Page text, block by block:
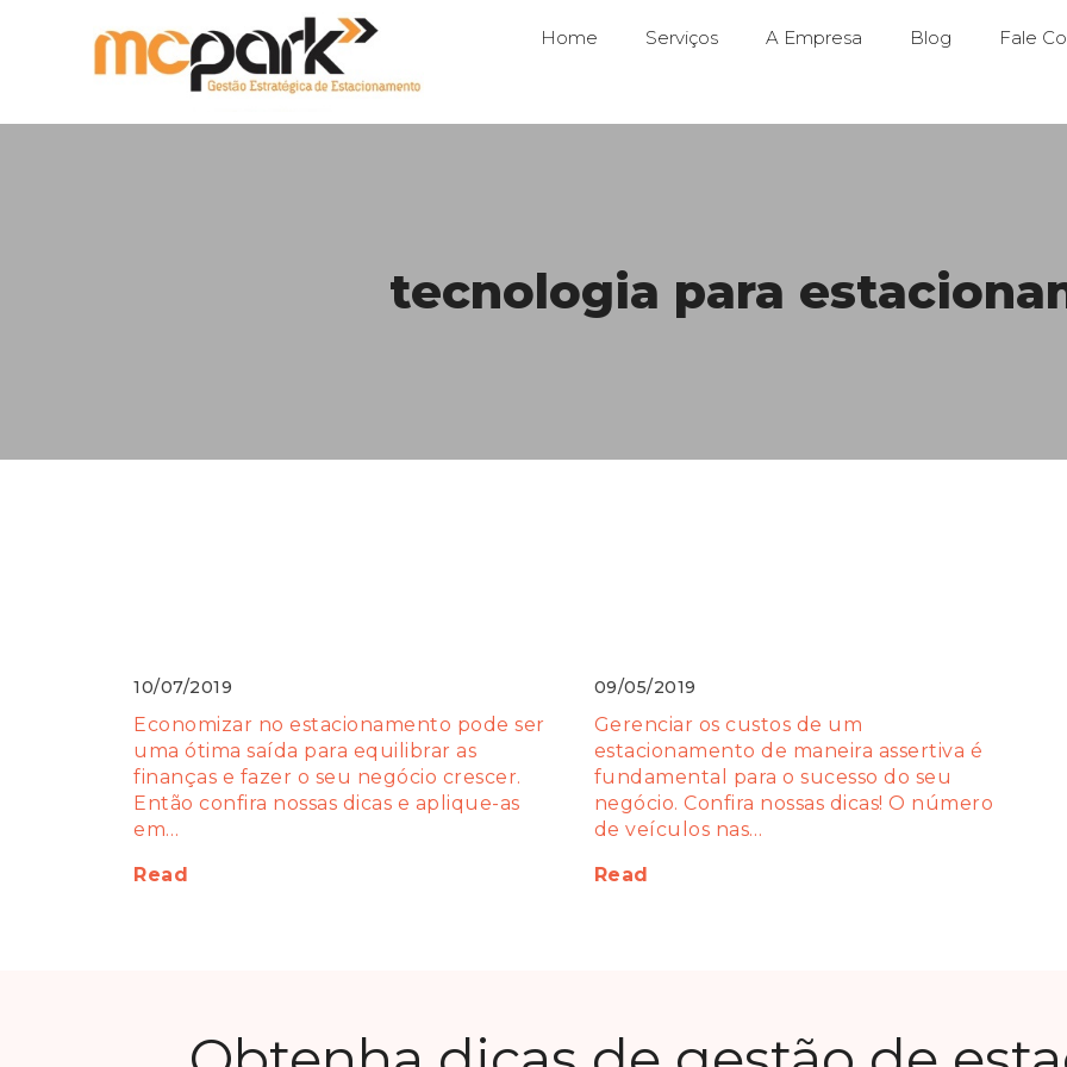
Home Serviços A Empresa Blog Fale
tecnologia para
10/07/2019
Economizar no estacionamento pode ser
uma ótima saída para equilibrar as
finanças e fazer o seu negócio crescer.
Então confira nossas dicas e aplique-as
em…
Read
09/05/2019
Gerenciar os custos de um
estacionamento de maneira assertiva é
fundamental para o sucesso do seu
negócio. Confira nossas dicas! O número
de veículos nas…
Read